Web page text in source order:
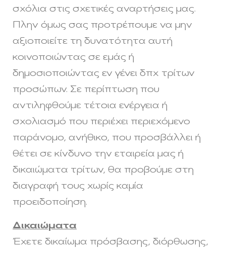
σχόλια στις σχετικές αναρτήσεις μας.
Πλην όμως σας προτρέπουμε να μην
αξιοποιείτε τη δυνατότητα αυτή
κοινοποιώντας σε εμάς ή
δημοσιοποιώντας εν γένει δπχ τρίτων
προσώπων. Σε περίπτωση που
αντιληφθούμε τέτοια ενέργεια ή
σχολιασμό που περιέχει περιεχόμενο
παράνομο, ανήθικο, που προσβάλλει ή
θέτει σε κίνδυνο την εταιρεία μας ή
δικαιώματα τρίτων, θα προβούμε στη
διαγραφή τους χωρίς καμία
προειδοποίηση.
Δικαιώματα
Έχετε δικαίωμα πρόσβασης, διόρθωσης,